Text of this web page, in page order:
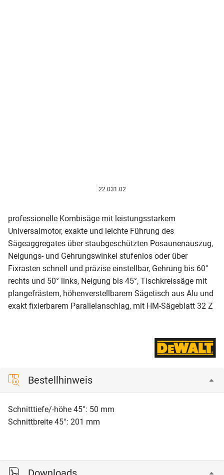
22.031.02
professionelle Kombisäge mit leistungsstarkem
Universalmotor, exakte und leichte Führung des
Sägeaggregates über staubgeschützten Posaunenauszug,
Neigungs- und Gehrungswinkel stufenlos oder über
Fixrasten schnell und präzise einstellbar, Gehrung bis 60°
rechts und 50° links, Neigung bis 45°, Tischkreissäge mit
plangefrästem, höhenverstellbarem Sägetisch aus Alu und
exakt fixierbarem Parallelanschlag, mit HM-Sägeblatt 32 Z
Bestellhinweis
Schnitttiefe/-höhe 45°: 50 mm
Schnittbreite 45°: 201 mm